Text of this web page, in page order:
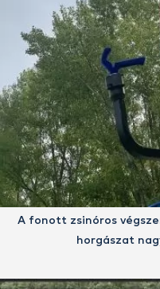
A fonott zsinóros
horgászat